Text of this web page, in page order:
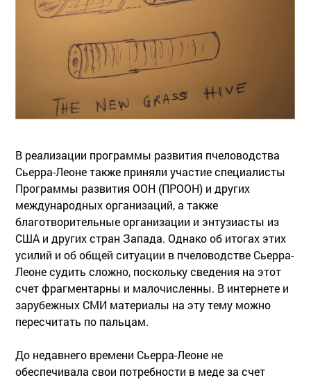
В реализации программы развития пчеловодства
Сьерра-Леоне также приняли участие специалисты
Программы развития ООН (ПРООН) и других
международных организаций, а также
благотворительные организации и энтузиасты из
США и других стран Запада. Однако об итогах этих
усилий и об общей ситуации в пчеловодстве Сьерра-
Леоне судить сложно, поскольку сведения на этот
счет фрагментарны и малочисленны. В интернете и
зарубежных СМИ материалы на эту тему можно
пересчитать по пальцам.
До недавнего времени Сьерра-Леоне не
обеспечивала свои потребности в меде за счет